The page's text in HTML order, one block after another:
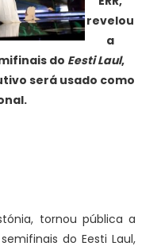
revelou
a
do Eesti Laul,
será usado como
tornou pública a
do Eesti Laul,